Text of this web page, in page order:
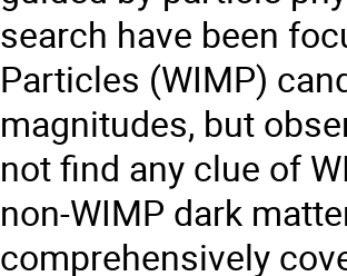
search have been
Particles (WIMP)
magnitudes, but
not find any clue of
non-WIMP dark
comprehensively